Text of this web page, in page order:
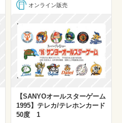
オンライン販売
【SANYOオールスターゲーム
1995】テレカ/テレホンカード
50度 1